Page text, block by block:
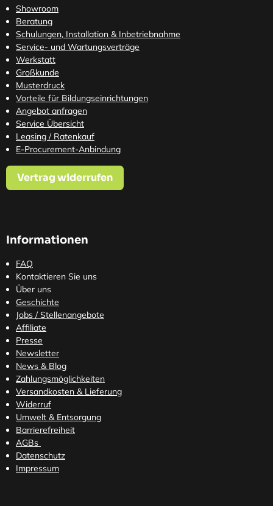
Showroom
Beratung
Schulungen, Installation & Inbetriebnahme
Service- und Wartungsverträge
Werkstatt
Großkunde
Musterdruck
Vorteile für Bildungseinrichtungen
Angebot anfragen
Service Übersicht
Leasing / Ratenkauf
E-Procurement-Anbindung
Vertrag widerrufen
Informationen
FAQ
Kontaktieren Sie uns
Über uns
Geschichte
Jobs / Stellenangebote
Affiliate
Presse
Newsletter
News & Blog
Zahlungsmöglichkeiten
Versandkosten & Lieferung
Widerruf
Umwelt & Entsorgung
Barrierefreiheit
AGBs
Datenschutz
Impressum